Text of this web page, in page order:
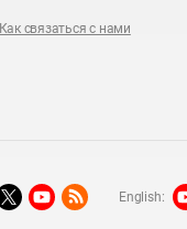
Как связаться с нами
English: